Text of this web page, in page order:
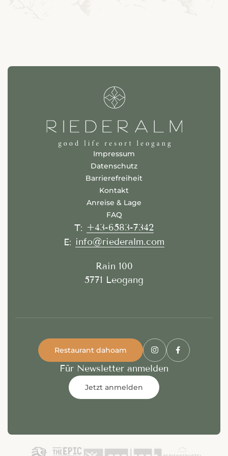
Impressum
Datenschutz
Barrierefreiheit
Kontakt
Anreise & Lage
FAQ
T: +43-6583-7342
E: info@riederalm.com
Rain 100
5771 Leogang
Restaurant dahoam
Für Newsletter anmelden
Jetzt anmelden